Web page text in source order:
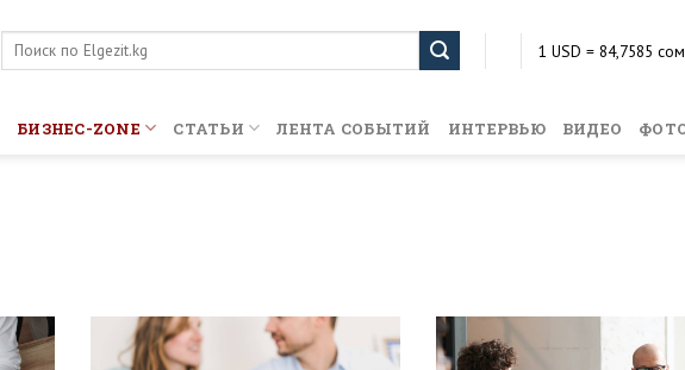
1 USD = 84,7585 сом
1 RUB = 1,1589 сом
БИЗНЕС-ZONE СТАТЬИ ЛЕНТА СОБЫТИЙ ИНТЕРВЬЮ ВИДЕО